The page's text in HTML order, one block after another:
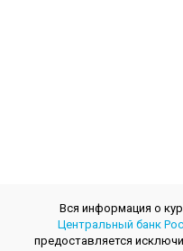
Вся информация о
Центральный банк
предоставляется